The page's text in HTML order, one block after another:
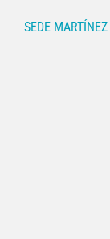
SEDE MARTÍNEZ